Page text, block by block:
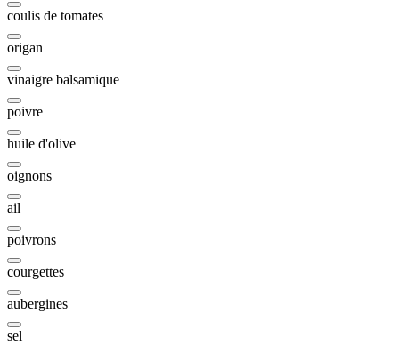
coulis de tomates
origan
vinaigre balsamique
poivre
huile d'olive
oignons
ail
poivrons
courgettes
aubergines
sel